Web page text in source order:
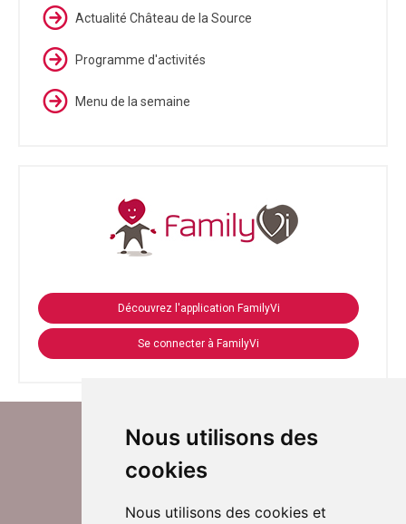
Nous utilisons des
cookies
Nous utilisons des cookies et
Actualité Château de la Source
Programme d'activités
Menu de la semaine
Découvrez l'application FamilyVi
Se connecter à FamilyVi